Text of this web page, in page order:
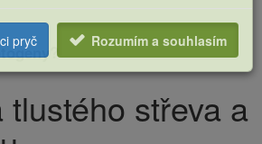
tlustého střeva a
pryč Rozumím a souhlasím